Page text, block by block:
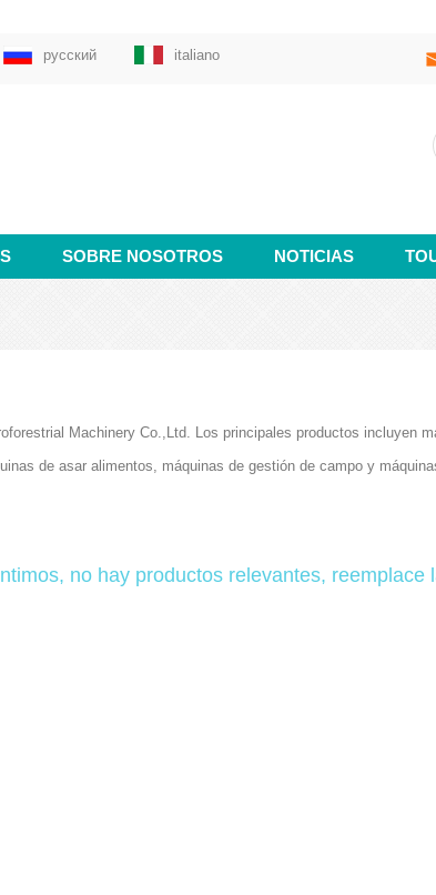
русский italiano
SOBRE NOSOTROS NOTICIAS
Machinery Co.,Ltd. Los principales productos incluyen
de asar alimentos, máquinas de gestión de campo y
no hay productos relevantes, reemplace